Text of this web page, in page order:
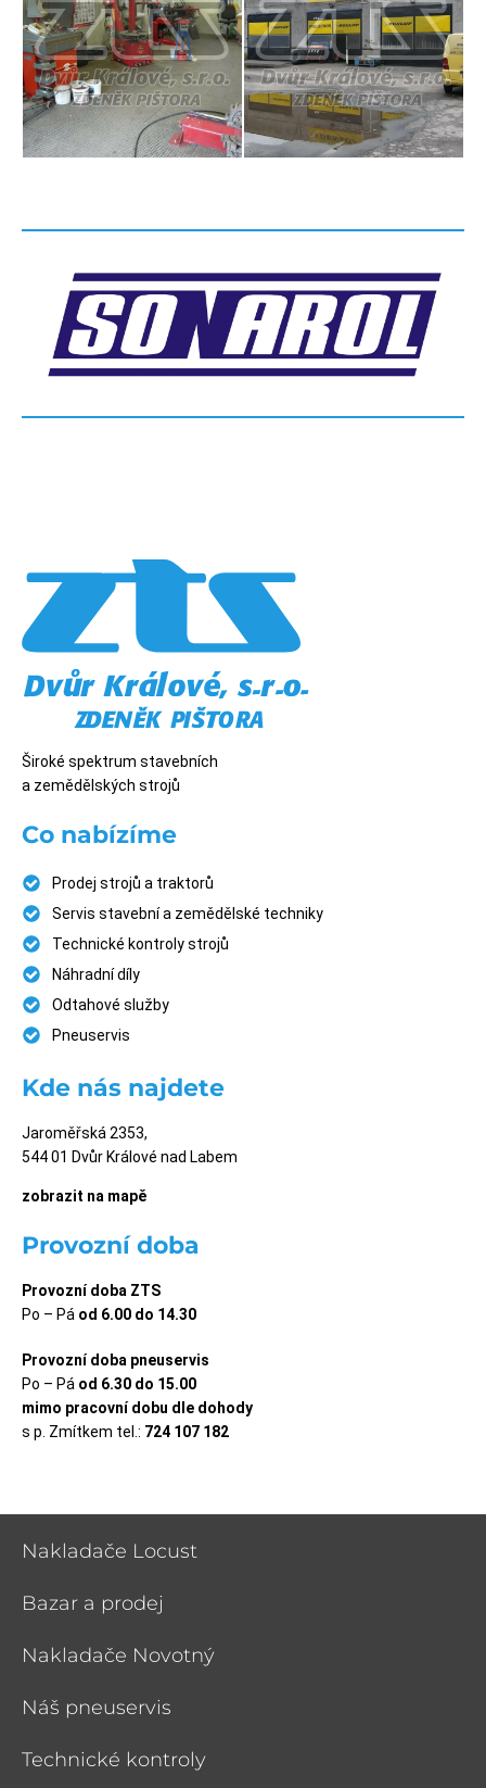
Široké spektrum stavebních
a zemědělských strojů
Co nabízíme
Prodej strojů a traktorů
Servis stavební a zemědělské techniky
Technické kontroly strojů
Náhradní díly
Odtahové služby
Pneuservis
Kde nás najdete
Jaroměřská 2353,
544 01 Dvůr Králové nad Labem
zobrazit na mapě
Provozní doba
Provozní doba ZTS
Po – Pá od 6.00 do 14.30
Provozní doba pneuservis
Po – Pá od 6.30 do 15.00
mimo pracovní dobu dle dohody
s p. Zmítkem tel.: 724 107 182
Nakladače Locust
Bazar a prodej
Nakladače Novotný
Náš pneuservis
Technické kontroly